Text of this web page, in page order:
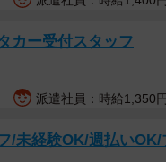
カー受付スタッフ
派遣社員：時給1,350
/未経験OK/週払い